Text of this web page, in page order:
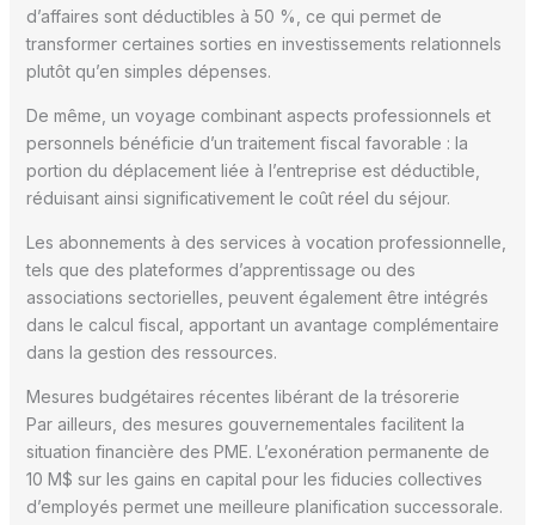
d’affaires sont déductibles à 50 %, ce qui permet de
transformer certaines sorties en investissements relationnels
plutôt qu’en simples dépenses.
De même, un voyage combinant aspects professionnels et
personnels bénéficie d’un traitement fiscal favorable : la
portion du déplacement liée à l’entreprise est déductible,
réduisant ainsi significativement le coût réel du séjour.
Les abonnements à des services à vocation professionnelle,
tels que des plateformes d’apprentissage ou des
associations sectorielles, peuvent également être intégrés
dans le calcul fiscal, apportant un avantage complémentaire
dans la gestion des ressources.
Mesures budgétaires récentes libérant de la trésorerie
Par ailleurs, des mesures gouvernementales facilitent la
situation financière des PME. L’exonération permanente de
10 M$ sur les gains en capital pour les fiducies collectives
d’employés permet une meilleure planification successorale.